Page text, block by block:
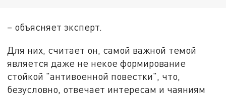
– объясняет эксперт.
Для них, считает он, самой важной темой
является даже не некое формирование
стойкой "антивоенной повестки", что,
безусловно, отвечает интересам и чаяниям